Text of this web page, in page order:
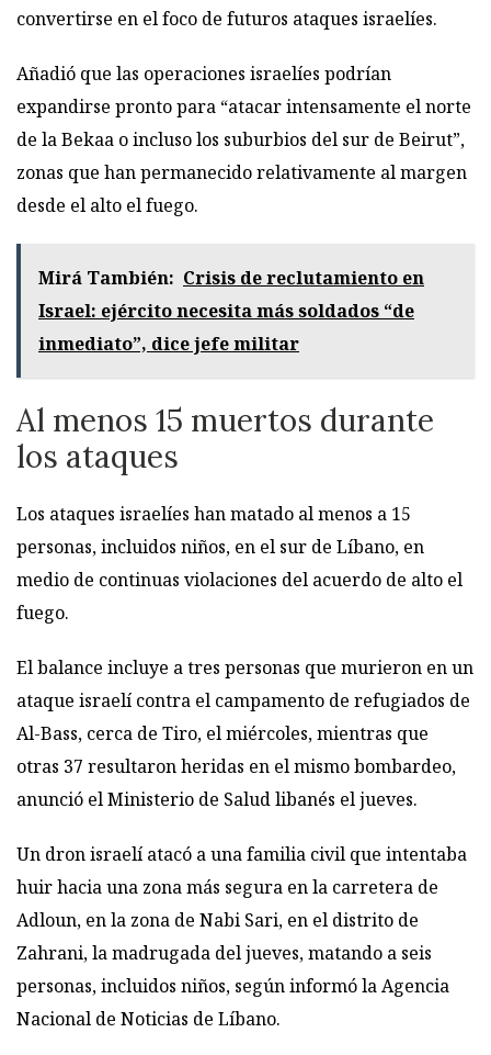
convertirse en el foco de futuros ataques israelíes.
Añadió que las operaciones israelíes podrían
expandirse pronto para “atacar intensamente el norte
de la Bekaa o incluso los suburbios del sur de Beirut”,
zonas que han permanecido relativamente al margen
desde el alto el fuego.
Mirá También: Crisis de reclutamiento en
Israel: ejército necesita más soldados “de
inmediato”, dice jefe militar
Al menos 15 muertos durante
los ataques
Los ataques israelíes han matado al menos a 15
personas, incluidos niños, en el sur de Líbano, en
medio de continuas violaciones del acuerdo de alto el
fuego.
El balance incluye a tres personas que murieron en un
ataque israelí contra el campamento de refugiados de
Al-Bass, cerca de Tiro, el miércoles, mientras que
otras 37 resultaron heridas en el mismo bombardeo,
anunció el Ministerio de Salud libanés el jueves.
Un dron israelí atacó a una familia civil que intentaba
huir hacia una zona más segura en la carretera de
Adloun, en la zona de Nabi Sari, en el distrito de
Zahrani, la madrugada del jueves, matando a seis
personas, incluidos niños, según informó la Agencia
Nacional de Noticias de Líbano.